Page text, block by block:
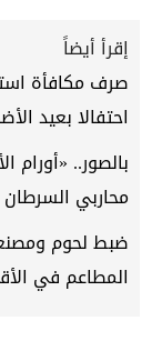
إقرأ أيضاً
صرف مكافأة
احتفالا بعيد
بالصور.. «أورام
محاربي
ضبط لحوم
المطاعم في